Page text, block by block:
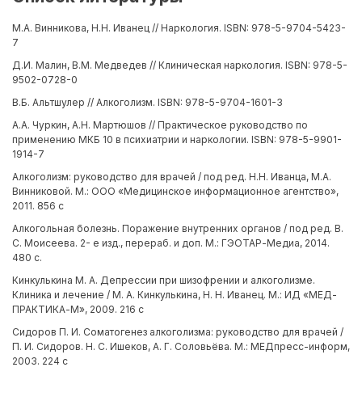
М.А. Винникова, Н.Н. Иванец // Наркология. ISBN: 978-5-9704-5423-
7
Д.И. Малин, В.М. Медведев // Клиническая наркология. ISBN: 978-5-
9502-0728-0
В.Б. Альтшулер // Алкоголизм. ISBN: 978-5-9704-1601-3
А.А. Чуркин, А.Н. Мартюшов // Практическое руководство по
применению МКБ 10 в психиатрии и наркологии. ISBN: 978-5-9901-
1914-7
Алкоголизм: руководство для врачей / под ред. Н.Н. Иванца, М.А.
Винниковой. М.: ООО «Медицинское информационное агентство»,
2011. 856 с
Алкогольная болезнь. Поражение внутренних органов / под ред. В.
С. Моисеева. 2- е изд., перераб. и доп. М.: ГЭОТАР-Медиа, 2014.
480 с.
Кинкулькина М. А. Депрессии при шизофрении и алкоголизме.
Клиника и лечение / М. А. Кинкулькина, Н. Н. Иванец. М.: ИД «МЕД-
ПРАКТИКА-М», 2009. 216 с
Сидоров П. И. Соматогенез алкоголизма: руководство для врачей /
П. И. Сидоров. Н. С. Ишеков, А. Г. Соловьёва. М.: МЕДпресс-информ,
2003. 224 с